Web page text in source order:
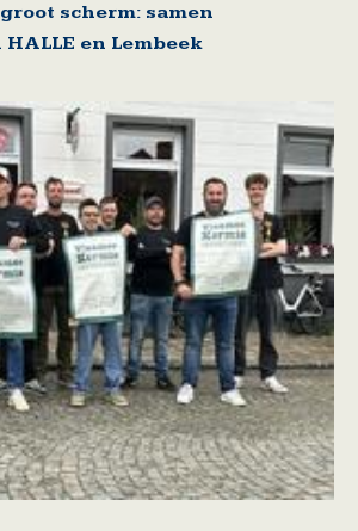
scherm: samen
en Lembeek